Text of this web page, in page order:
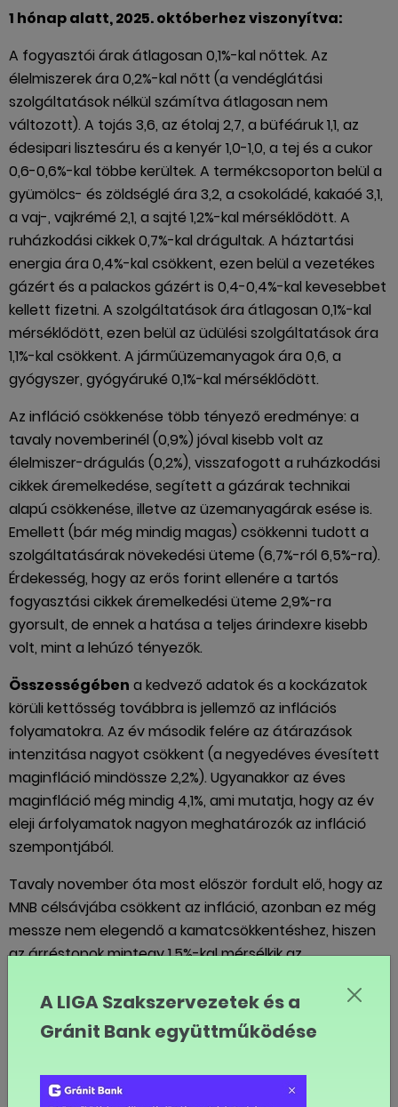
1 hónap alatt, 2025. októberhez viszonyítva:
A fogyasztói árak átlagosan 0,1%-kal nőttek. Az
élelmiszerek ára 0,2%-kal nőtt (a vendéglátási
szolgáltatások nélkül számítva átlagosan nem
változott). A tojás 3,6, az étolaj 2,7, a büféáruk 1,1, az
édesipari lisztesáru és a kenyér 1,0-1,0, a tej és a cukor
0,6-0,6%-kal többe kerültek. A termékcsoporton belül a
gyümölcs- és zöldséglé ára 3,2, a csokoládé, kakaóé 3,1,
a vaj-, vajkrémé 2,1, a sajté 1,2%-kal mérséklődött. A
ruházkodási cikkek 0,7%-kal drágultak. A háztartási
energia ára 0,4%-kal csökkent, ezen belül a vezetékes
gázért és a palackos gázért is 0,4-0,4%-kal kevesebbet
kellett fizetni. A szolgáltatások ára átlagosan 0,1%-kal
mérséklődött, ezen belül az üdülési szolgáltatások ára
1,1%-kal csökkent. A járműüzemanyagok ára 0,6, a
gyógyszer, gyógyáruké 0,1%-kal mérséklődött.
Az infláció csökkenése több tényező eredménye: a
tavaly novemberinél (0,9%) jóval kisebb volt az
élelmiszer-drágulás (0,2%), visszafogott a ruházkodási
cikkek áremelkedése, segített a gázárak technikai
alapú csökkenése, illetve az üzemanyagárak esése is.
Emellett (bár még mindig magas) csökkenni tudott a
szolgáltatásárak növekedési üteme (6,7%-ról 6,5%-ra).
Érdekesség, hogy az erős forint ellenére a tartós
fogyasztási cikkek áremelkedési üteme 2,9%-ra
gyorsult, de ennek a hatása a teljes árindexre kisebb
volt, mint a lehúzó tényezők.
Összességében a kedvező adatok és a kockázatok
körüli kettősség továbbra is jellemző az inflációs
folyamatokra. Az év második felére az átárazások
intenzitása nagyot csökkent (a negyedéves évesített
maginfláció mindössze 2,2%). Ugyanakkor az éves
maginfláció még mindig 4,1%, ami mutatja, hogy az év
eleji árfolyamatok nagyon meghatározók az infláció
szempontjából.
Tavaly november óta most először fordult elő, hogy az
MNB célsávjába csökkent az infláció, azonban ez még
messze nem elegendő a kamatcsökkentéshez, hiszen
az árréstopok mintegy 1,5%-kal mérsélkik az
alapfolyamatok még mindig 5% feletti árdrágulást
eredményeznének.
alakulásának szempontjából esetében a jövő év eleji
A LIGA Szakszervezetek és a
Gránit Bank együttműködése